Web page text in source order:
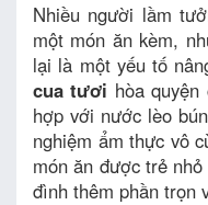
Nhiều người lầm
một món ăn kèm,
lại là một yếu tố
cua tươi hòa
hợp với nước lèo
nghiệm ẩm thực vô
món ăn được trẻ
đình thêm phần trọn